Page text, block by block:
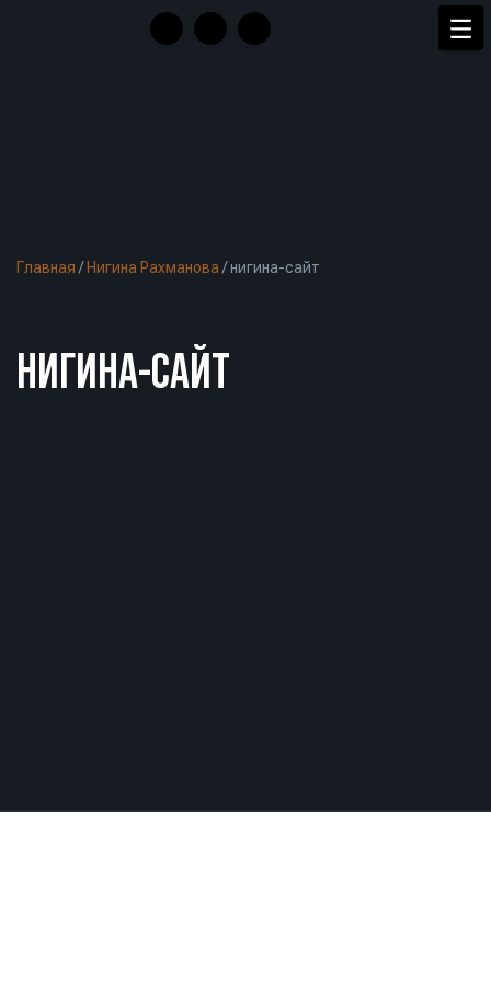
Главная / Нигина Рахманова /нигина-сайт
НИГИНА-САЙТ